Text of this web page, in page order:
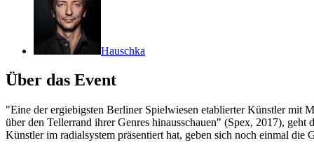
Hauschka
Über das Event
"Eine der ergiebigsten Berliner Spielwiesen etablierter Künstler mit
über den Tellerrand ihrer Genres hinausschauen" (Spex, 2017),
Künstler im radialsystem präsentiert hat, geben sich noch einmal